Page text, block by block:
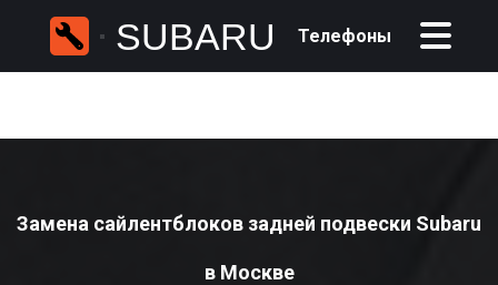
SUBARU Телефоны
Замена сайлентблоков задней подвески Subaru
в Москве